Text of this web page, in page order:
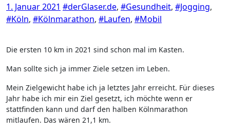
1. Januar 2021 #derGlaser.de, #Gesundheit, #Jogging,
#Köln, #Kölnmarathon, #Laufen, #Mobil
Die ersten 10 km in 2021 sind schon mal im Kasten.
Man sollte sich ja immer Ziele setzen im Leben.
Mein Zielgewicht habe ich ja letztes Jahr erreicht. Für dieses
Jahr habe ich mir ein Ziel gesetzt, ich möchte wenn er
stattfinden kann und darf den halben Kölnmarathon
mitlaufen. Das wären 21,1 km.